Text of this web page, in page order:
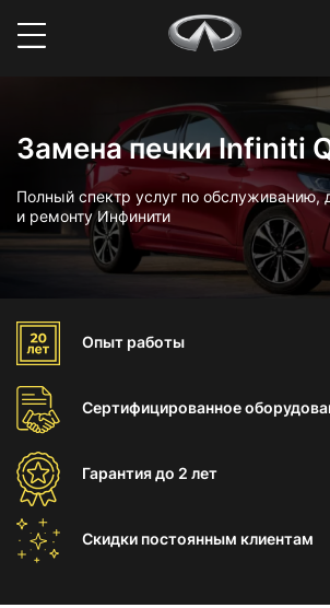
Замена печки Infiniti
Полный спектр услуг по обслуживанию,
и ремонту Инфинити
Опыт работы
Сертифицированное
Гарантиядо 2 лет
Скидки постоянным клиентам